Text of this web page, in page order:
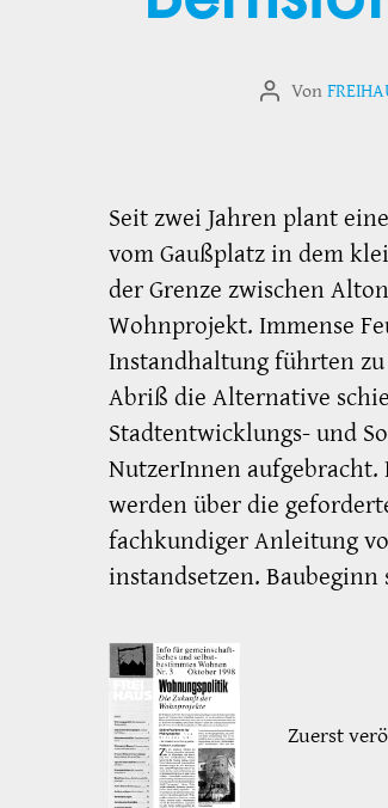
Beitragsautor
Von
Seit zwei Jahren plant
vom Gaußplatz in dem
der Grenze zwischen
Wohnprojekt. Immense
Instandhaltung führten
Abriß die Alternative
Stadtentwicklungs- und
NutzerInnen
werden über die
fachkundiger Anleitung
instandsetzen.
Zuerst